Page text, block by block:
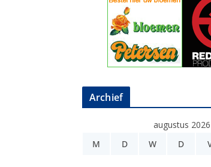
Archief
augustus 2026
M
D W D